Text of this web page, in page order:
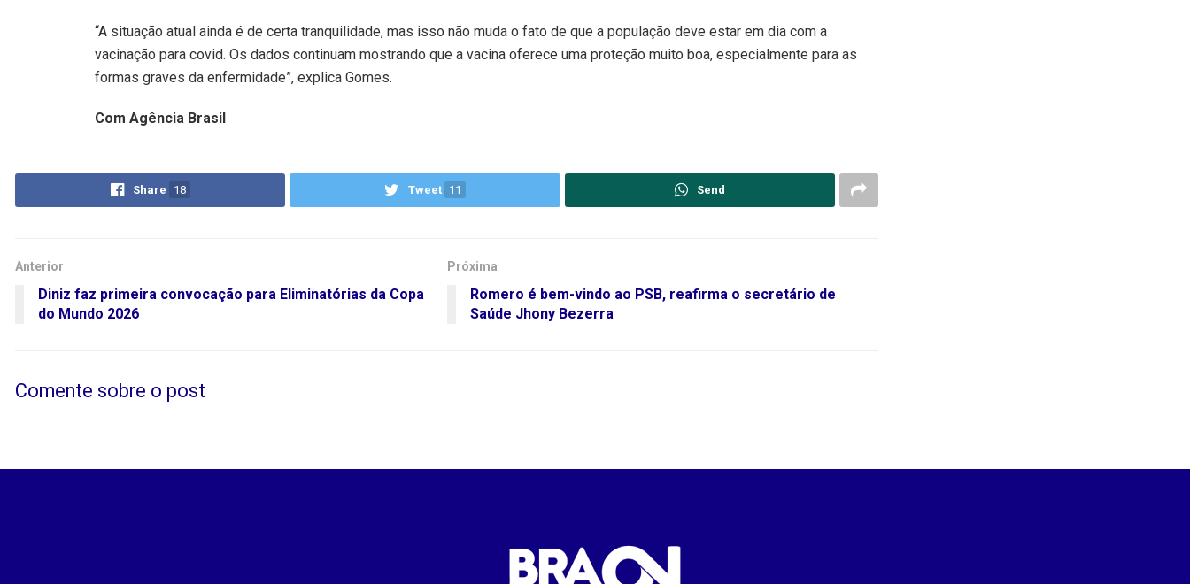
“A situação atual ainda é de certa tranquilidade, mas isso não muda o fato de que a população deve estar em dia com a
vacinação para covid. Os dados continuam mostrando que a vacina oferece uma proteção muito boa, especialmente para as
formas graves da enfermidade”, explica Gomes.
Com Agência Brasil
Share 18 Tweet 11 Send
Anterior
Diniz faz primeira convocação para Eliminatórias da Copa
do Mundo 2026
Próxima
Romero é bem-vindo ao PSB, reafirma o secretário de
Saúde Jhony Bezerra
Comente sobre o post